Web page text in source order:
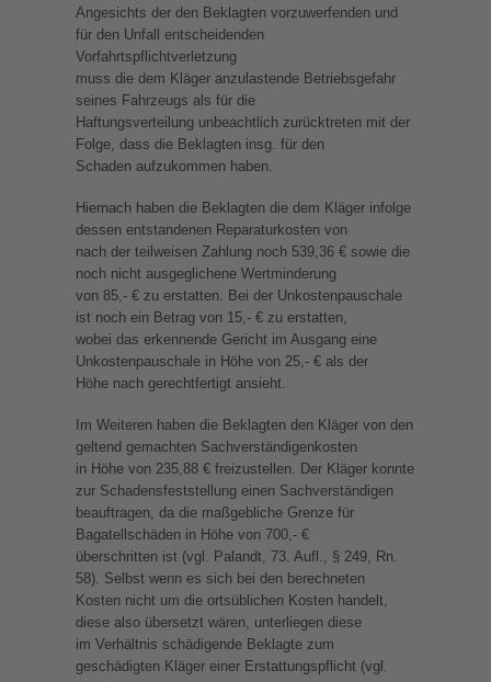
Angesichts der den Beklagten vorzuwerfenden und
für den Unfall entscheidenden
Vorfahrtspflichtverletzung
muss die dem Kläger anzulastende Betriebsgefahr
seines Fahrzeugs als für die
Haftungsverteilung unbeachtlich zurücktreten mit der
Folge, dass die Beklagten insg. für den
Schaden aufzukommen haben.
Hiernach haben die Beklagten die dem Kläger infolge
dessen entstandenen Reparaturkosten von
nach der teilweisen Zahlung noch 539,36 € sowie die
noch nicht ausgeglichene Wertminderung
von 85,- € zu erstatten. Bei der Unkostenpauschale
ist noch ein Betrag von 15,- € zu erstatten,
wobei das erkennende Gericht im Ausgang eine
Unkostenpauschale in Höhe von 25,- € als der
Höhe nach gerechtfertigt ansieht.
Im Weiteren haben die Beklagten den Kläger von den
geltend gemachten Sachverständigenkosten
in Höhe von 235,88 € freizustellen. Der Kläger konnte
zur Schadensfeststellung einen Sachverständigen
beauftragen, da die maßgebliche Grenze für
Bagatellschäden in Höhe von 700,- €
überschritten ist (vgl. Palandt, 73. Aufl., § 249, Rn.
58). Selbst wenn es sich bei den berechneten
Kosten nicht um die ortsüblichen Kosten handelt,
diese also übersetzt wären, unterliegen diese
im Verhältnis schädigende Beklagte zum
geschädigten Kläger einer Erstattungspflicht (vgl.